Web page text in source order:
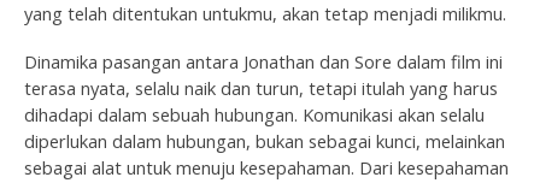
yang telah ditentukan untukmu, akan tetap menjadi milikmu.
Dinamika pasangan antara Jonathan dan Sore dalam film ini
terasa nyata, selalu naik dan turun, tetapi itulah yang harus
dihadapi dalam sebuah hubungan. Komunikasi akan selalu
diperlukan dalam hubungan, bukan sebagai kunci, melainkan
sebagai alat untuk menuju kesepahaman. Dari kesepahaman